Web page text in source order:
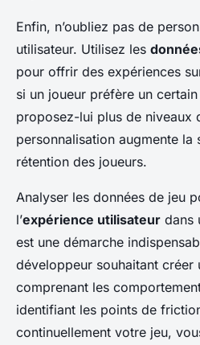
Enfin, n’oubliez pas de
utilisateur. Utilisez les
pour offrir des expériences
si un joueur préfère un
proposez-lui plus de niveaux
personnalisation augmente la
rétention des joueurs.
Analyser les données de jeu
l’expérience utilisateur dans
est une démarche
développeur souhaitant créer
comprenant les
identifiant les points de
continuellement votre jeu,